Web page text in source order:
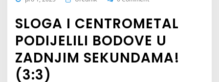
SLOGA I CENTROMETAL
PODIJELILI BODOVE U
ZADNJIM SEKUNDAMA!
(3:3)